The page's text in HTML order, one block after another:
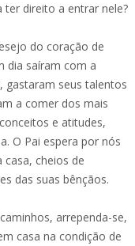
ter direito a entrar nele?
do coração de
dia saíram com a
gastaram seus talentos
a comer dos mais
e atitudes,
O Pai espera por nós
cheios de
das suas bênçãos.
arrependa-se,
casa na condição de